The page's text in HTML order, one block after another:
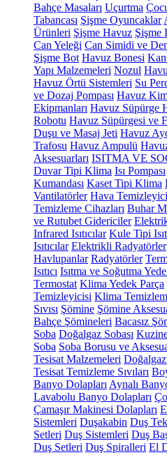
Bahçe Masaları Uçurtma
Tabancası Şişme Oyuncaklar
Ürünleri Şişme Havuz Şişme
Can Yeleği Can Simidi ve
Şişme Bot Havuz Bonesi
Yapı Malzemeleri Nozul
Havuz Örtü Sistemleri Su
ve Dozaj Pompası Havuz
Ekipmanları Havuz Süpürge
Robotu Havuz Süpürgesi ve
Duşu ve Masaj Jeti Havuz
Trafosu Havuz Ampulü
Aksesuarları ISITMA VE
Duvar Tipi Klima Isı Pompası
Kumandası Kaset Tipi Klima
Vantilatörler Hava
Temizleme Cihazları Buhar
ve Rutubet Gidericiler
Infrared Isıtıcılar Kule Tipi
Isıtıcılar Elektrikli Radyatörler
Havlupanlar Radyatörler
Isıtıcı Isıtma ve Soğutma
Termostat Klima Yedek Parça
Temizleyicisi Klima
Sıvısı Şömine Şömine
Bahçe Şömineleri Bacasız
Soba Doğalgaz Sobası
Soba Soba Borusu ve
Tesisat Malzemeleri
Tesisat Temizleme Sıvıları
Banyo Dolapları Aynalı
Lavabolu Banyo Dolapları
Çamaşır Makinesi Dolapları
Sistemleri Duşakabin Duş
Setleri Duş Sistemleri Duş
Duş Setleri Duş Spiralleri El